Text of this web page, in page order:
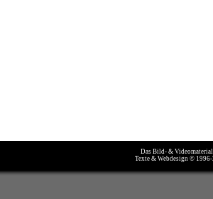
Das Bild- &
Texte & Webdesign ©